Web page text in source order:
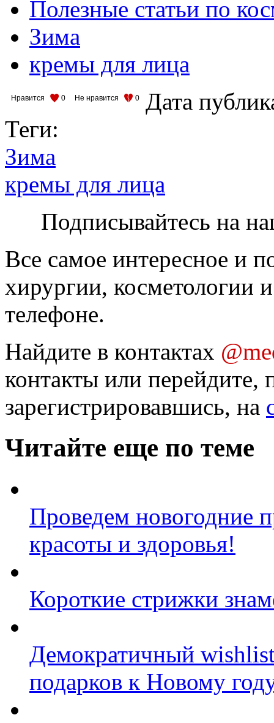
Полезные статьи по
Зима
кремы для лица
Нравится 0 Не нравится 0
Дата
Теги:
Зима
кремы для лица
Подписывайтесь на
Все самое интересное и
хирургии, косметологии
телефоне.
Найдите в контактах
контакты или перейдите,
зарегистрировавшись, на
Читайте еще по теме
Проведем новогодние
красоты и здоровья!
Короткие стрижки
Демократичный
подарков к Новому